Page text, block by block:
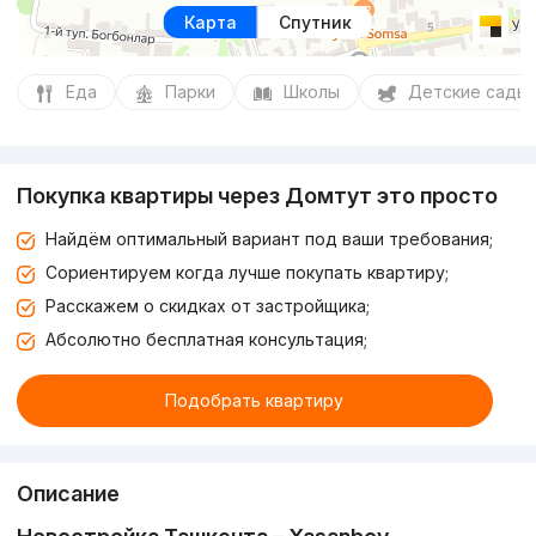
Карта Спутник
Еда Парки Школы Детские сады
Покупка квартиры через Домтут это просто
Найдём оптимальный вариант под ваши требования;
Сориентируем когда лучше покупать квартиру;
Расскажем о скидках от застройщика;
Абсолютно бесплатная консультация;
Подобрать квартиру
Описание